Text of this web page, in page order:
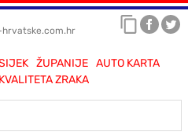
ŽUPANIJE
AUTO KARTA
KVALITETA ZRAKA